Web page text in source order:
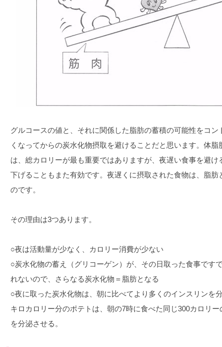
グルコースの値と、それに関係した脂肪の蓄積の可能性をコ
くなってからの炭水化物摂取を避けることだと思います。体
は、総カロリーが最も重要ではありますが、夜遅い食事を避
下げることもまた有効です。夜遅くに摂取された食物は、脂
のです。
その理由は3つあります。
○夜は活動量が少なく、カロリー消費が少ない
○炭水化物の蓄え（グリコーゲン）が、その日取った食事です
れないので、さらなる炭水化物＝脂肪となる
○夜に取った炭水化物は、朝に比べてより多くのインスリンを
キロカロリー分のポテトは、朝の7時に食べた同じ300カロリ
を分泌させる。